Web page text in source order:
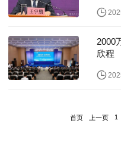
2000
欣程
首页 上一页
1